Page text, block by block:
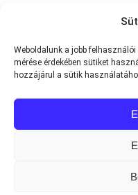
Weboldalunk a jobb
mérése érdekében sütiket
hozzájárul a sütik
Minden jog fenntartva ©